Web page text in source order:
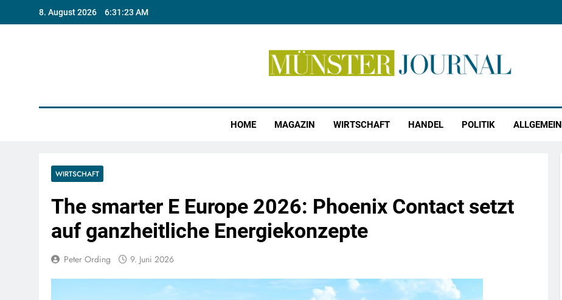
8. August 2026 6:31:23 AM
HOME MAGAZIN WIRTSCHAFT HANDEL POLITIK ALLGEMEIN
WIRTSCHAFT
The smarter E Europe 2026: Phoenix Contact setzt
auf ganzheitliche Energiekonzepte
Peter Ording 9. Juni 2026